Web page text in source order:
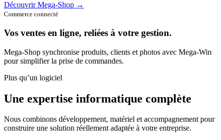
Découvrir Mega-Shop →
Commerce connecté
Vos ventes en ligne, reliées à votre gestion.
Mega-Shop synchronise produits, clients et photos avec Mega-Win
pour simplifier la prise de commandes.
Plus qu’un logiciel
Une expertise informatique complète
Nous combinons développement, matériel et accompagnement pour
construire une solution réellement adaptée à votre entreprise.